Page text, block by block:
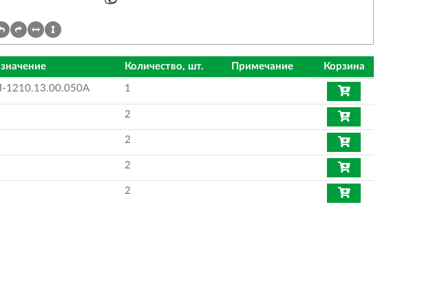
Количество, шт. Примечание Корзина
1210.13.00.050А 1
2
2
2
2